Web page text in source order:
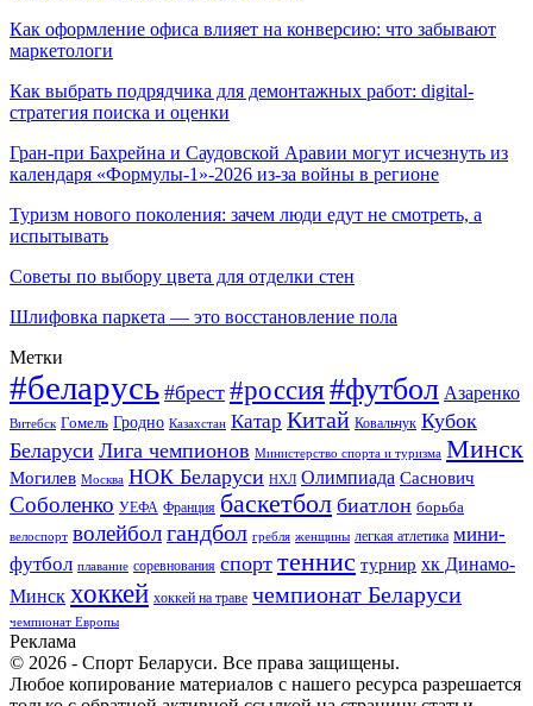
Как оформление офиса влияет на конверсию: что забывают
маркетологи
Как выбрать подрядчика для демонтажных работ: digital-
стратегия поиска и оценки
Гран-при Бахрейна и Саудовской Аравии могут исчезнуть из
календаря «Формулы-1»-2026 из-за войны в регионе
Туризм нового поколения: зачем люди едут не смотреть, а
испытывать
Советы по выбору цвета для отделки стен
Шлифовка паркета — это восстановление пола
Метки
#беларусь #брест #россия#футбол Азаренко
Витебск Гомель Гродно Казахстан Катар Китай Ковальчук Кубок
Беларуси Лига чемпионов Министерство спорта и туризма Минск
Могилев Москва НОК Беларуси НХЛ Олимпиада Саснович
Соболенко УЕФА Франция баскетбол биатлон борьба
велоспорт волейболгандбол гребля женщины легкая атлетика мини-
футбол плавание соревнования спорт теннис турнир хк Динамо-
Минск хоккей хоккей на траве чемпионат Беларуси
чемпионат Европы
Реклама
© 2026 - Спорт Беларуси. Все права защищены.
Любое копирование материалов с нашего ресурса разрешается